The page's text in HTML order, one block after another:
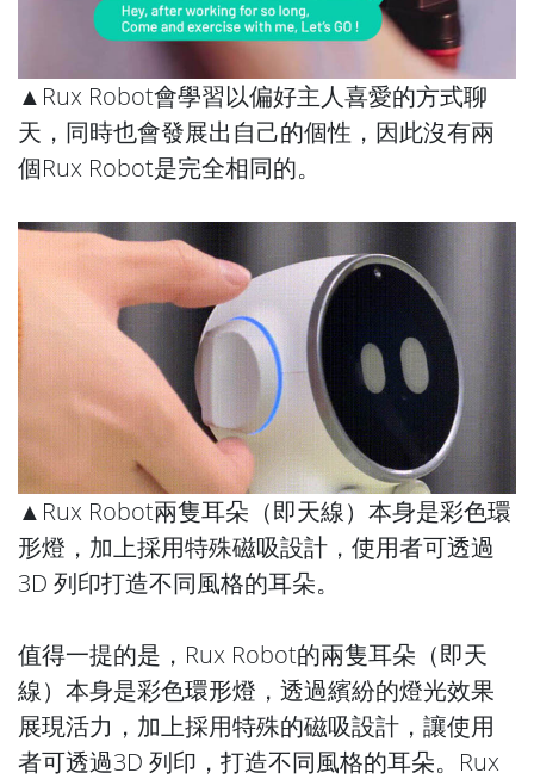
▲Rux Robot會學習以偏好主人喜愛的方式聊
天，同時也會發展出自己的個性，因此沒有兩
個Rux Robot是完全相同的。
▲Rux Robot兩隻耳朵（即天線）本身是彩色環
形燈，加上採用特殊磁吸設計，使用者可透過
3D 列印打造不同風格的耳朵。
值得一提的是，Rux Robot的兩隻耳朵（即天
線）本身是彩色環形燈，透過繽紛的燈光效果
展現活力，加上採用特殊的磁吸設計，讓使用
者可透過3D 列印，打造不同風格的耳朵。Rux